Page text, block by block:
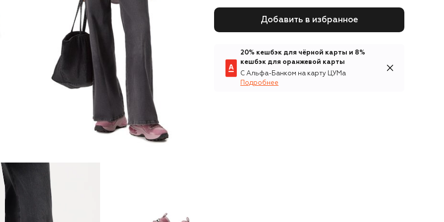
Добавить в избранное
20% кешбэк для чёрной карты и 8%
кешбэк для оранжевой карты
С Альфа-Банком на карту ЦУМа
Подробнее